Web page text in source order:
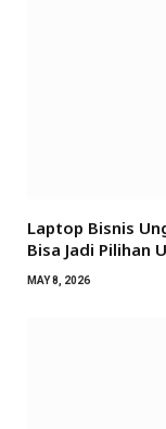
Laptop Bisnis
Bisa Jadi Pilihan
MAY 8, 2026